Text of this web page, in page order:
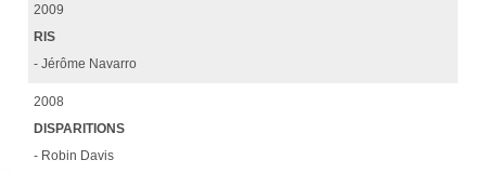
2009
RIS
- Jérôme Navarro
2008
DISPARITIONS
- Robin Davis